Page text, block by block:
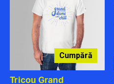
Cumpără
Tricou Grand